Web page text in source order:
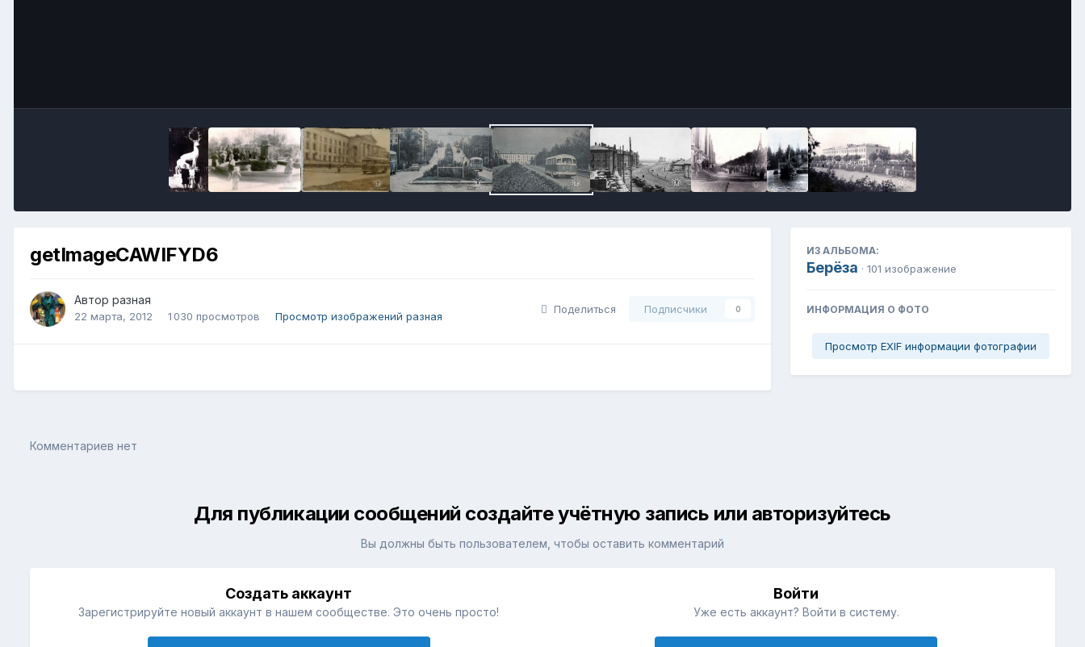
getImageCAWIFYD6
Автор разная
22 марта, 2012 1 030 просмотров Просмотр изображений разная
Поделиться Подписчики 0
ИЗ АЛЬБОМА:
Берёза · 101 изображение
ИНФОРМАЦИЯ О ФОТО
Просмотр EXIF информации фотографии
Комментариев нет
Для публикации сообщений создайте учётную запись или авторизуйтесь
Вы должны быть пользователем, чтобы оставить комментарий
Создать аккаунт
Зарегистрируйте новый аккаунт в нашем сообществе. Это очень просто!
Войти
Уже есть аккаунт? Войти в систему.